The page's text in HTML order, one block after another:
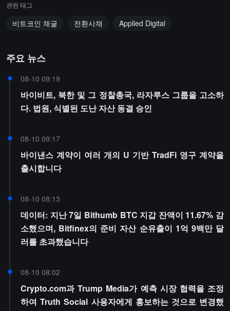
관련 태그
비트코인 채굴 전환사채 Applied Digital
주요 뉴스
08-10 09:19
바이비트, 북한 및 그 정찰총국, 라자루스 그룹을 고소하
다. 법원, 식별된 도난 자산 동결 승인
08-10 09:17
바이낸스 계약이 여러 개의 U 기반 TradFi 영구 계약을
출시합니다
08-10 08:13
데이터: 지난 7일 Bithumb BTC 지갑 잔액이 11.67% 감
소했으며, Bitfinex의 준비 자산 순유출이 1억 9백만 달
러를 초과했습니다
08-10 08:02
Crypto.com과 Trump Media가 예측 시장 협력을 조정
하여 Truth Social 사용자에게 홍보하는 것으로 변경했